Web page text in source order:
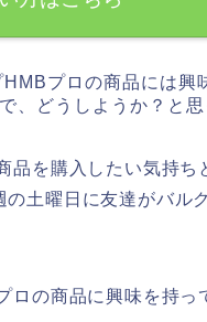
プロの商品には興
、どうしようか？と思
品を購入したい気持ち
土曜日に友達がバル
の商品に興味を持っ